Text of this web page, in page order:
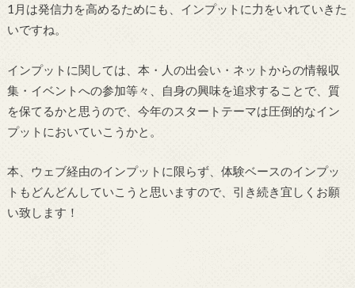
1月は発信力を高めるためにも、インプットに力をいれていきた
いですね。
インプットに関しては、本・人の出会い・ネットからの情報収
集・イベントへの参加等々、自身の興味を追求することで、質
を保てるかと思うので、今年のスタートテーマは圧倒的なイン
プットにおいていこうかと。
本、ウェブ経由のインプットに限らず、体験ベースのインプッ
トもどんどんしていこうと思いますので、引き続き宜しくお願
い致します！